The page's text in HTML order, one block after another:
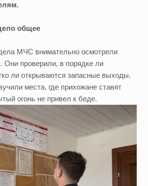
общее
МЧС внимательно осмотрели
Они проверили, в порядке ли
ли открываются запасные выходы.
места, где прихожане ставят
огонь не привел к беде.